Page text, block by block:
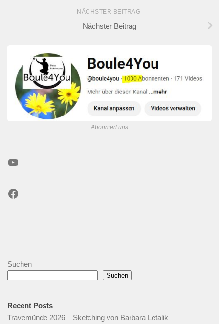
NÄCHSTER BEITRAG
Nächster Beitrag
Abonniert uns
YouTube
Facebook
Suchen
Suchen
Recent Posts
Travemünde 2026 – Sketching von Barbara Letalik